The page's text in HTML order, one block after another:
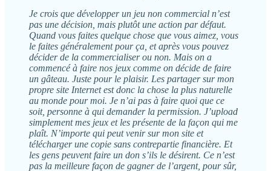
Je crois que développer un jeu non commercial n’est
pas une décision, mais plutôt une action par défaut.
Quand vous faites quelque chose que vous aimez, vous
le faites généralement pour ça, et après vous pouvez
décider de la commercialiser ou non. Mais on a
commencé à faire nos jeux comme on décide de faire
un gâteau. Juste pour le plaisir. Les partager sur mon
propre site Internet est donc la chose la plus naturelle
au monde pour moi. Je n’ai pas à faire quoi que ce
soit, personne à qui demander la permission. J’upload
simplement mes jeux et les présente de la façon qui me
plaît. N’importe qui peut venir sur mon site et
télécharger une copie sans contrepartie financière. Et
les gens peuvent faire un don s’ils le désirent. Ce n’est
pas la meilleure façon de gagner de l’argent, pour sûr,